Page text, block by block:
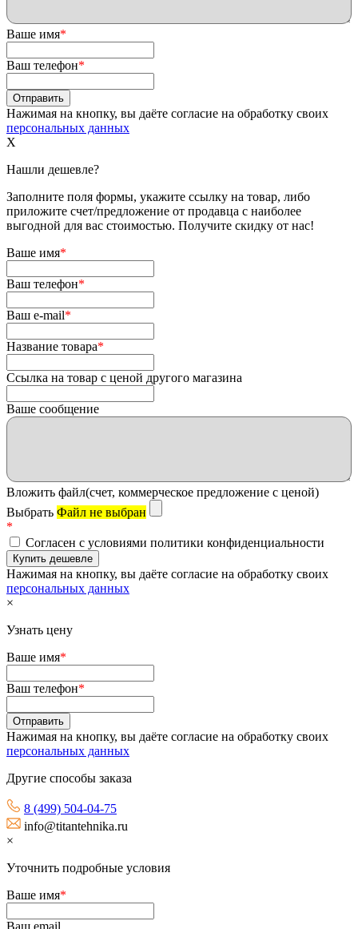
Ваше имя*
Ваш телефон*
Нажимая на кнопку, вы даёте согласие на обработку своих
персональных данных
X
Нашли дешевле?
Заполните поля формы, укажите ссылку на товар, либо
приложите счет/предложение от продавца с наиболее
выгодной для вас стоимостью. Получите скидку от нас!
Ваше имя*
Ваш телефон*
Ваш e-mail*
Название товара*
Ссылка на товар с ценой другого магазина
Ваше сообщение
Вложить файл(счет, коммерческое предложение с ценой)
Выбрать Файл не выбран
*
Согласен с условиями политики конфиденциальности
Нажимая на кнопку, вы даёте согласие на обработку своих
персональных данных
×
Узнать цену
Ваше имя*
Ваш телефон*
Нажимая на кнопку, вы даёте согласие на обработку своих
персональных данных
Другие способы заказа
8 (499) 504-04-75
info@titantehnika.ru
×
Уточнить подробные условия
Ваше имя*
Ваш email